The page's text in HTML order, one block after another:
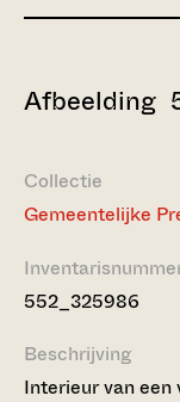
Afbeelding
Collectie
Gemeentelijke
552_325986
Beschrijving
Interieur van een